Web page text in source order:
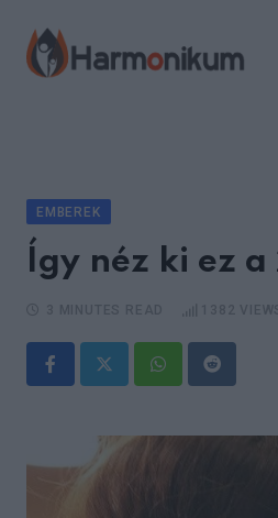
content
EMBEREK
Így néz ki ez
WhatsappReddit